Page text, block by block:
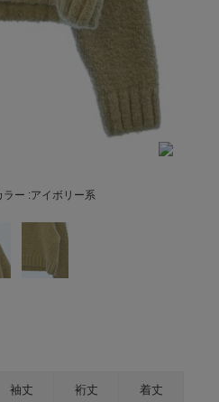
ラー :アイボリー系
袖丈 裄丈 着丈